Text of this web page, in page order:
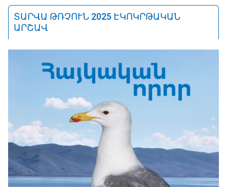
ՏԱՐՎԱ ԹՌՉՈՒՆ 2025 ԷԿՈԿՐԹԱԿԱՆ
ԱՐՇԱՎ